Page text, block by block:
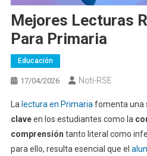
Mejores Lecturas
Para Primaria
Educación
17/04/2026 Noti-RSE
La lectura en Primariafomenta una
claveen los estudiantes como la
comprensión tanto literal como
para ello, resulta esencial que el